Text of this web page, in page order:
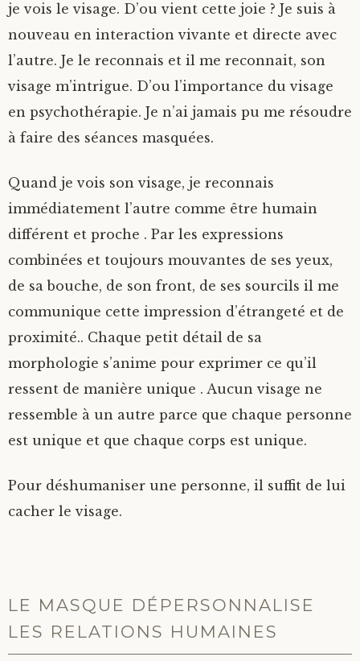
je vois le visage. D’ou vient cette joie ? Je suis à
nouveau en interaction vivante et directe avec
l’autre. Je le reconnais et il me reconnait, son
visage m’intrigue. D’ou l’importance du visage
en psychothérapie. Je n’ai jamais pu me résoudre
à faire des séances masquées.
Quand je vois son visage, je reconnais
immédiatement l’autre comme être humain
différent et proche . Par les expressions
combinées et toujours mouvantes de ses yeux,
de sa bouche, de son front, de ses sourcils il me
communique cette impression d’étrangeté et de
proximité.. Chaque petit détail de sa
morphologie s’anime pour exprimer ce qu’il
ressent de manière unique . Aucun visage ne
ressemble à un autre parce que chaque personne
est unique et que chaque corps est unique.
Pour déshumaniser une personne, il suffit de lui
cacher le visage.
LE MASQUE DÉPERSONNALISE
LES RELATIONS HUMAINES